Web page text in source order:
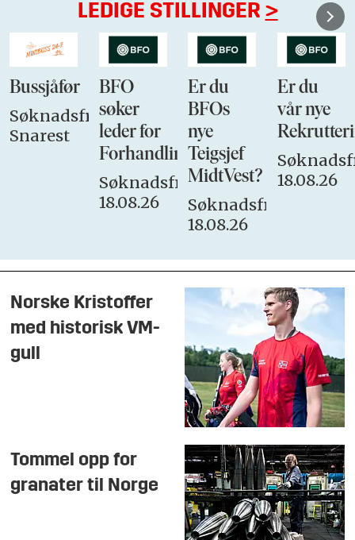
LEDIGE STILLINGER >
Bussjåfør
Søknadsfrist:
Snarest
BFO
søker
leder for
Forhandlingsutvalget
Søknadsfrist:
18.08.26
Er du
BFOs
nye
Teigsjef
MidtVest?
Søknadsfrist:
18.08.26
Er du
vår nye
18.08.26
Norske Kristoffer
med historisk VM-
gull
Tommel opp for
granater til Norge